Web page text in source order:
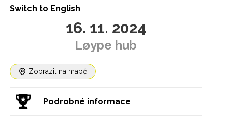
Switch to English
16. 11. 2024
Løype hub
Zobrazit na mapě
Podrobné informace